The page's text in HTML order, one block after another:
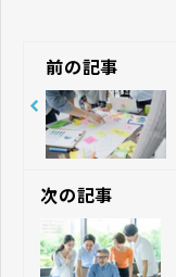
前の記事
次の記事